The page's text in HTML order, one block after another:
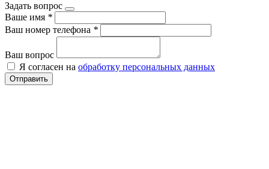
Задать вопрос
Ваше имя *
Ваш номер телефона *
Ваш вопрос
Я согласен на обработку персональных данных
Отправить